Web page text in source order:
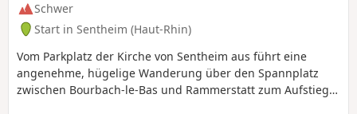
Schwer
Start in Sentheim (Haut-Rhin)
Vom Parkplatz der Kirche von Sentheim aus führt eine
angenehme, hügelige Wanderung über den Spannplatz
zwischen Bourbach-le-Bas und Rammerstatt zum Aufstieg